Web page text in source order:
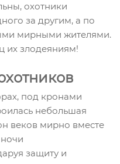
охотники
за другим, а по
мирными жителями.
их злодеяниям!
под кронами
небольшая
веков мирно вместе
защиту и